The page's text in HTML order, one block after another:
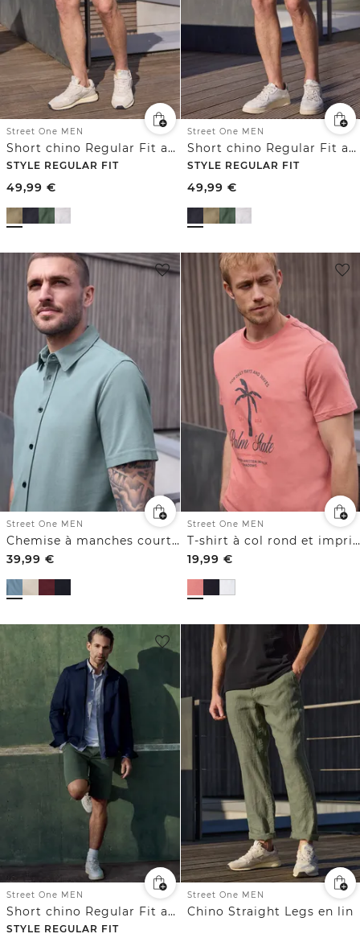
Street One MEN
Short chino Regular Fit avec poches
STYLE REGULAR FIT
49,99 €
Street One MEN
Short chino Regular Fit avec poches
STYLE REGULAR FIT
49,99 €
Street One MEN
Chemise à manches courtes en qualité piquée
39,99 €
Street One MEN
T-shirt à col rond et imprimé sur le devant
19,99 €
Street One MEN
Short chino Regular Fit avec poches
STYLE REGULAR FIT
Street One MEN
Chino Straight Legs en lin